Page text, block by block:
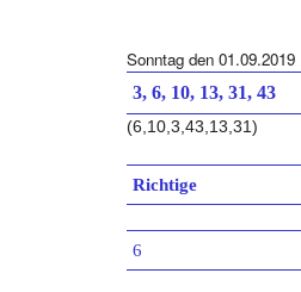
Sonntag den 01.09.2019
3, 6, 10, 13, 31, 43
(6,10,3,43,13,31)
Richtige
6